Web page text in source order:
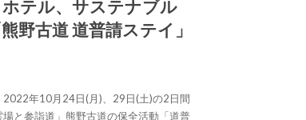
テル、サステナブル
野古道 道普請ステイ」
年10月24日(月)、29日(土)の2日間
と参詣道」熊野古道の保全活動「道普